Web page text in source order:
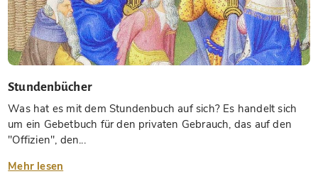
Stundenbücher
Was hat es mit dem Stundenbuch auf sich? Es handelt sich
um ein Gebetbuch für den privaten Gebrauch, das auf den
"Offizien", den...
Mehr lesen